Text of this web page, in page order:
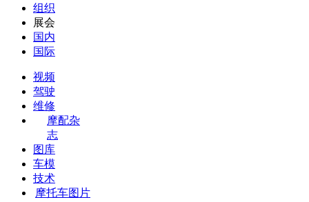
组织
展会
国内
国际
视频
驾驶
维修
摩配杂
志
图库
车模
技术
摩托车图片